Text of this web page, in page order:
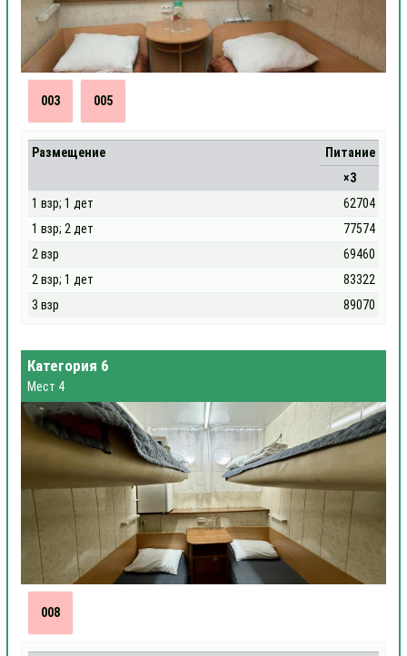
003 005
Размещение
Питание
×3
1 взр; 1 дет
62704
1 взр; 2 дет
77574
2 взр
69460
2 взр; 1 дет
83322
3 взр
89070
Категория 6
Мест 4
008